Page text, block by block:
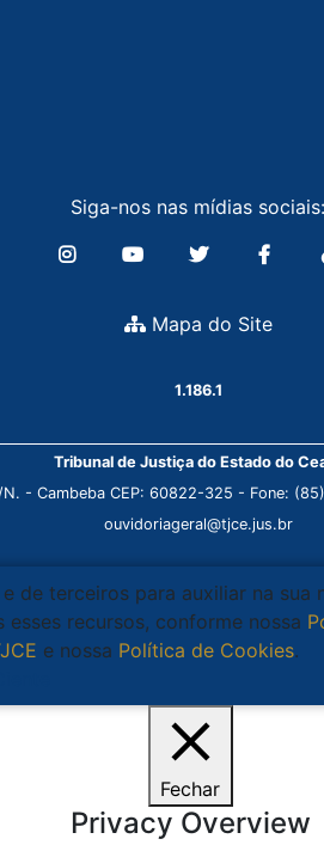
Siga-nos nas mídias sociais:
Mapa do Site
1.186.1
Tribunal de Justiça do Estado do
- Cambeba CEP: 60822-325 - Fone:
ouvidoriageral@tjce.jus.br
de terceiros para auxiliar na sua
recursos, conforme nossa
e nossa Política de Cookies.
Fechar
Privacy Overview